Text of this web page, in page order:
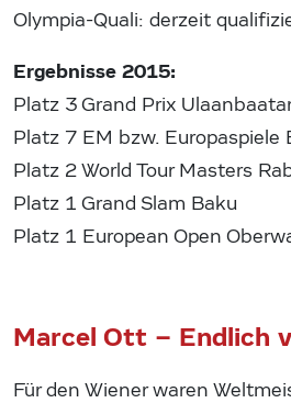
Olympia-Quali: derzeit
Ergebnisse 2015:
Platz 3 Grand Prix
Platz 7 EM bzw. Europaspiele
Platz 2 World Tour Masters
Platz 1 Grand Slam Baku
Platz 1 European Open
Marcel Ott – Endlich
Für den Wiener waren